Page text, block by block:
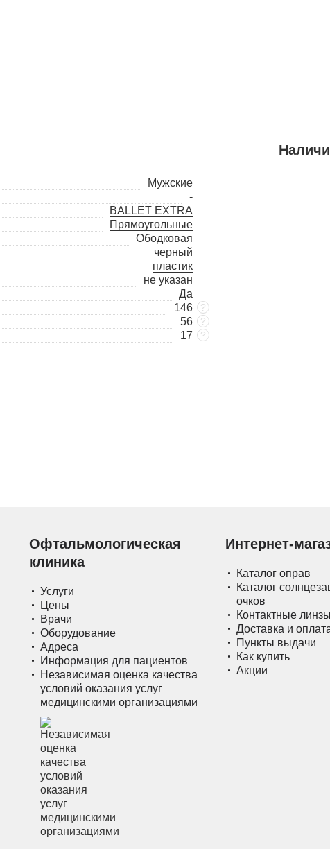
Мужские
-
BALLET EXTRA
Прямоугольные
Ободковая
черный
пластик
не указан
Да
146 ?
56 ?
17 ?
Офтальмологическая
клиника
Услуги
Цены
Врачи
Оборудование
Адреса
Информация для пациентов
Независимая оценка качества
условий оказания услуг
медицинскими организациями
Интернет-
Каталог оправ
Каталог
очков
Контактные линзы
Доставка и
Пункты выдачи
Как купить
Акции